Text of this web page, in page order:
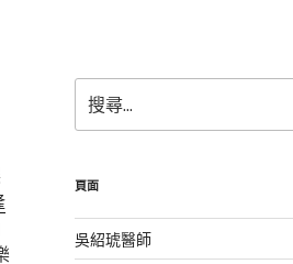
尋
關
字:
頁面
吳紹琥醫師